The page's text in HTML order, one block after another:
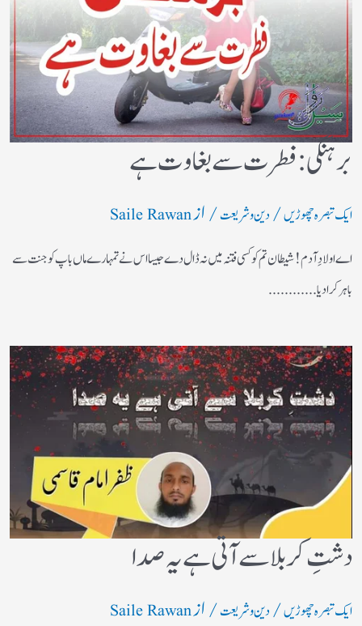
برہنگی : فطرت سے بغاوت ہے
ایک تبصرہ چھوڑیں/دین و شریعت/ ازSaile Rawan
اے اولادِ آدم! شیطان تم کو کسی فتنہ میں نہ ڈال دے جیسا اس نے تمہارے ماں باپ کو جنت سے
باہر کرادیا............
دشتِ کربلا سے آتی ہے یہ صدا
ایک تبصرہ چھوڑیں/دین و شریعت/ ازSaile Rawan